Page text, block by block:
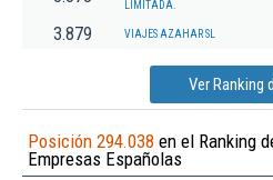
LIMITADA.
3.879 VIAJES AZAHAR SL
Ver Ranking
Posición 294.038 en el Ranking
Empresas Españolas